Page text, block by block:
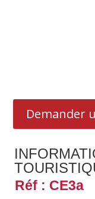
Demander
Réf : CE3a